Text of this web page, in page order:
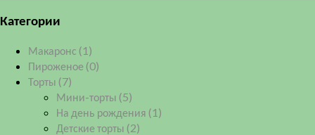
Категории
Макаронс (1)
Пироженое (0)
Торты (7)
Мини-торты (5)
На день рождения (1)
Детские торты (2)